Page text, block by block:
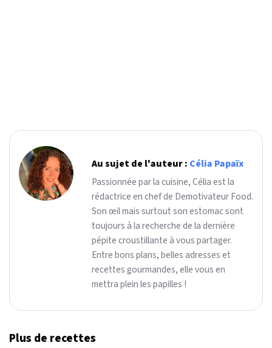
Au sujet de l'auteur : Célia Papaïx
Passionnée par la cuisine, Célia est la
rédactrice en chef de Demotivateur Food.
Son œil mais surtout son estomac sont
toujours à la recherche de la dernière
pépite croustillante à vous partager.
Entre bons plans, belles adresses et
recettes gourmandes, elle vous en
mettra plein les papilles !
Plus de recettes